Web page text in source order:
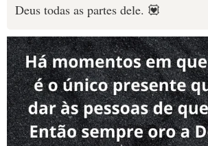
Deus todas as partes dele. 💟